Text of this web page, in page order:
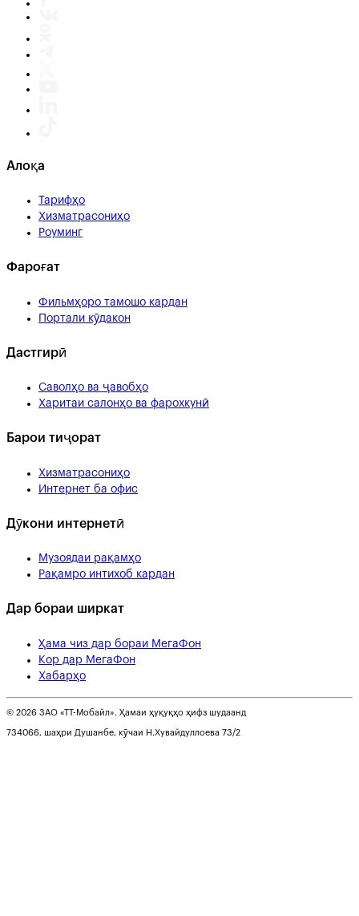
Алоқа
Тарифҳо
Хизматрасониҳо
Роуминг
Фароғат
Фильмҳоро тамошо кардан
Портали кӯдакон
Дастгирӣ
Саволҳо ва ҷавобҳо
Харитаи салонҳо ва фарохкунӣ
Барои тиҷорат
Хизматрасониҳо
Интернет ба офис
Дӯкони интернетӣ
Музоядаи рақамҳо
Рақамро интихоб кардан
Дар бораи ширкат
Ҳама чиз дар бораи МегаФон
Кор дар МегаФон
Хабарҳо
© 2026 ЗАО «ТТ-Мобайл». Ҳамаи ҳуқуқҳо ҳифз шудаанд
734066, шаҳри Душанбе, кӯчаи Н.Хувайдуллоева 73/2